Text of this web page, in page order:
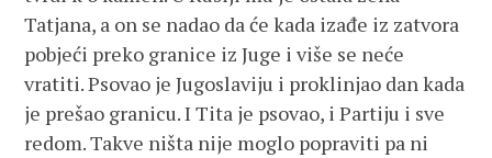
Tatjana, a on se nadao da će kada izađe iz zatvora
pobjeći preko granice iz Juge i više se neće
vratiti. Psovao je Jugoslaviju i proklinjao dan kada
je prešao granicu. I Tita je psovao, i Partiju i sve
redom. Takve ništa nije moglo popraviti pa ni